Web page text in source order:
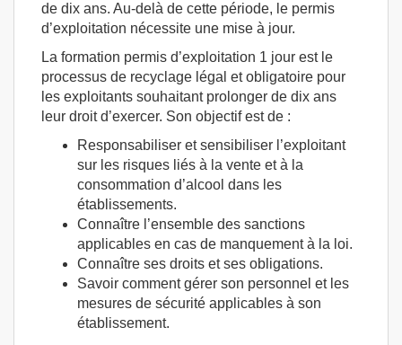
de dix ans. Au-delà de cette période, le permis
d’exploitation nécessite une mise à jour.
La formation permis d’exploitation 1 jour est le
processus de recyclage légal et obligatoire pour
les exploitants souhaitant prolonger de dix ans
leur droit d’exercer. Son objectif est de :
Responsabiliser et sensibiliser l’exploitant
sur les risques liés à la vente et à la
consommation d’alcool dans les
établissements.
Connaître l’ensemble des sanctions
applicables en cas de manquement à la loi.
Connaître ses droits et ses obligations.
Savoir comment gérer son personnel et les
mesures de sécurité applicables à son
établissement.